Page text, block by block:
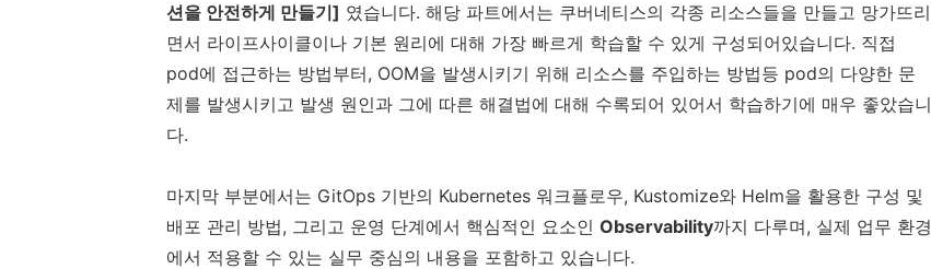
션을 안전하게 만들기] 였습니다. 해당 파트에서는 쿠버네티스의 각종 리소스들을 만들고 망가뜨리
면서 라이프사이클이나 기본 원리에 대해 가장 빠르게 학습할 수 있게 구성되어있습니다. 직접
pod에 접근하는 방법부터, OOM을 발생시키기 위해 리소스를 주입하는 방법등 pod의 다양한 문
제를 발생시키고 발생 원인과 그에 따른 해결법에 대해 수록되어 있어서 학습하기에 매우 좋았습니
다.
마지막 부분에서는 GitOps 기반의 Kubernetes 워크플로우, Kustomize와 Helm을 활용한 구성 및
배포 관리 방법, 그리고 운영 단계에서 핵심적인 요소인 Observability까지 다루며, 실제 업무 환경
에서 적용할 수 있는 실무 중심의 내용을 포함하고 있습니다.